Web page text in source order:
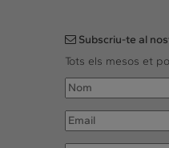
Subscriu-te al
Tots els mesos et